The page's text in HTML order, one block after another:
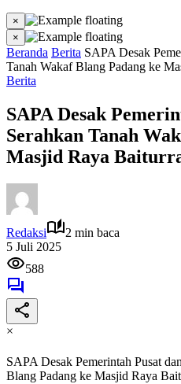
×
×
Beranda Berita SAPA Desak
Tanah Wakaf Blang Padang ke
Berita
SAPA Desak
Serahkan Tanah
Masjid Raya
Redaksi
2 min baca
5 Juli 2025
588
×
SAPA Desak Pemerintah Pusat
Blang Padang ke Masjid Raya